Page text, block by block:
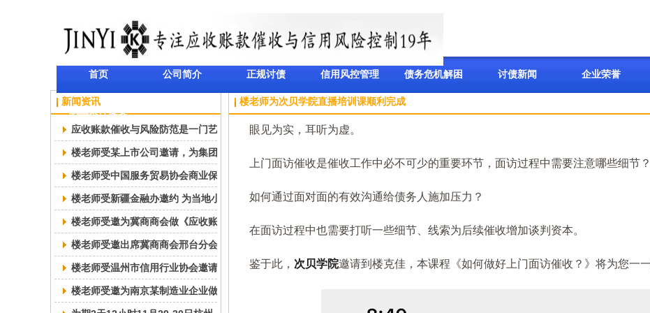
首页 公司简介 正规讨债 信用风控管理 债务危机解困 讨债新闻 企业荣誉
线上案件提交
新闻资讯
应收账款催收与风险防范是一门艺术
楼老师受某上市公司邀请，为集团及下属公司开展“应收账款催收技巧”提升专题培训
楼老师受中国服务贸易协会商业保理专业委员会邀请，为全国各地保理公司从业人员开展《应收账款催收技巧》专项培训
楼老师受新疆金融办邀约 为当地小贷、担保行业做《应收账款催收技巧与风险防范》培训圆满完成
楼老师受邀为冀商商会做《应收账款催收技巧与风险防范》培训圆满完成
楼老师受邀出席冀商商会邢台分会年会，为会员开展“应收账款催收与风险防范”主题演讲
楼老师受温州市信用行业协会邀请为当地外贸企业做《应收账款催收技巧与风险控制》专题讲座 圆满完成
楼老师受邀为南京某制造业企业做《应收账款催收技巧与风险控制》培训 圆满完成
楼老师为次贝学院直播培训课顺利完成
眼见为实，耳听为虚。
上门面访催收是催收工作中必不可少的重要环节，面访过程中需要注意哪些细节？
如何通过面对面的有效沟通给债务人施加压力？
在面访过程中也需要打听一些细节、线索为后续催收增加谈判资本。
鉴于此， 次贝学院邀请到楼克佳，本课程《如何做好上门面访催收？》将为您一一